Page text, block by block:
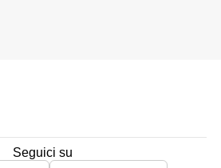
Seguici su